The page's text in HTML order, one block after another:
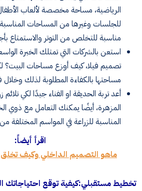
الرياضية، مساحة مخصصة لألعاب
للجلسات وغيرها من المساحات
مناسبة للتخلص من التوتر والاستمتاع
استعن بالشركات التي تمتلك الخبرة
تصميم فيلا، كيف أوزع مساحات البيت؟
مساحتها بالكفاءة المطلوبة لذلك
أعد تربة الحديقة او الفناء جيدًا لكي تلائم
المزهرة، أيضًا يمكنك التعامل مع ذوي
المناسبة للزراعة في المواسم المختلفة
اقرأ أيضاً:
ماهو التصميم الداخلي وكيف
تخطيط مستقبلي:كيفية توقع احتياجاتك